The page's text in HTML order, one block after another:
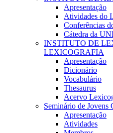
Apresentação
Atividades do
Conferências
Cátedra da
INSTITUTO DE
LEXICOGRAFIA
Apresentação
Dicionário
Vocabulário
Thesaurus
Acervo
Seminário de Jovens
Apresentação
Atividades